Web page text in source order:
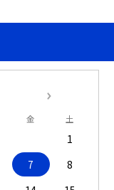
金 土
1
7
8